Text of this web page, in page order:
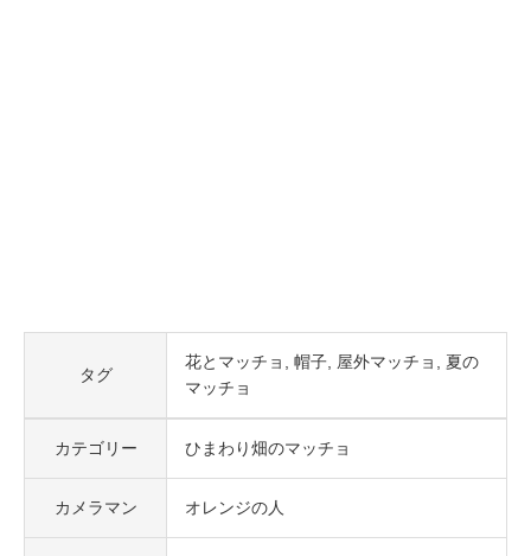
タグ
花とマッチョ 帽子 屋外マッチョ
夏の
マッチョ
カテゴリー ひまわり畑のマッチョ
カメラマン オレンジの人